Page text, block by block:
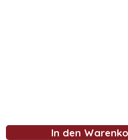
In den